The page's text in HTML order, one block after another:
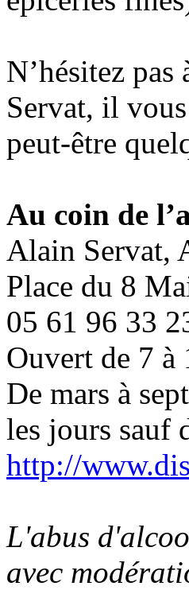
N’hésitez
Servat, il
peut-être
Au coin de
Alain Servat,
Place du 8
05 61 96 33
Ouvert de 7 à
De mars à
les jours sauf
http://
L'abus
avec